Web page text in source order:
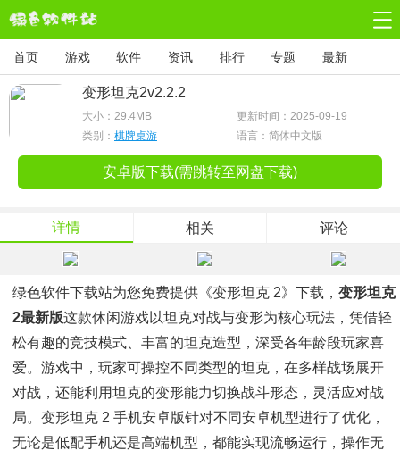
首页 游戏 软件 资讯 排行 专题 最新
变形坦克2v2.2.2
大小： 29.4MB
更新时间：2025-09-19
类别： 棋牌桌游 语言：简体中文版
安卓版下载(需跳转至网盘下载)
详情 相关 评论
绿色软件下载站为您免费提供《变形坦克 2》下载， 变形坦克
2最新版这款休闲游戏以坦克对战与变形为核心玩法，凭借轻
松有趣的竞技模式、丰富的坦克造型，深受各年龄段玩家喜
爱。游戏中，玩家可操控不同类型的坦克，在多样战场展开
对战，还能利用坦克的变形能力切换战斗形态，灵活应对战
局。变形坦克 2 手机安卓版针对不同安卓机型进行了优化，
无论是低配手机还是高端机型，都能实现流畅运行，操作无